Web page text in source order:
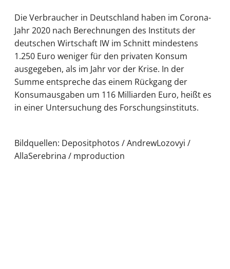
Die Verbraucher in Deutschland haben im Corona-
Jahr 2020 nach Berechnungen des Instituts der
deutschen Wirtschaft IW im Schnitt mindestens
1.250 Euro weniger für den privaten Konsum
ausgegeben, als im Jahr vor der Krise. In der
Summe entspreche das einem Rückgang der
Konsumausgaben um 116 Milliarden Euro, heißt es
in einer Untersuchung des Forschungsinstituts.
Bildquellen: Depositphotos / AndrewLozovyi /
AllaSerebrina / mproduction